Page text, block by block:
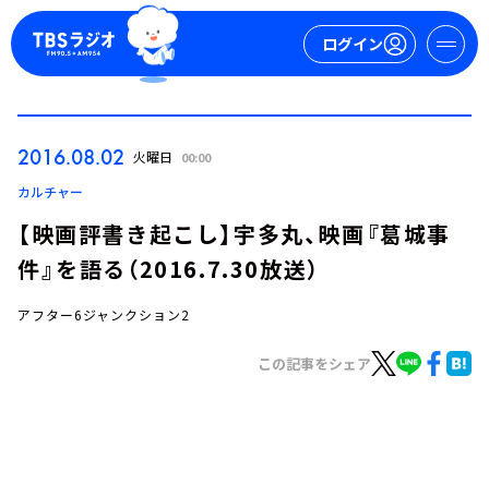
ログイン
2016.08.02 火曜日 00:00
カルチャー
【映画評書き起こし】宇多丸、映画『葛城事
件』を語る（2016.7.30放送）
アフター6ジャンクション2
この記事をシェア